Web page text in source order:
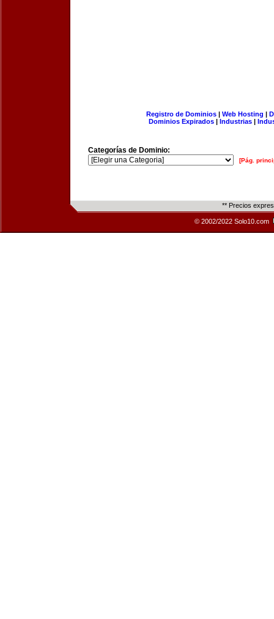
Registro de Dominios| Web Hosting |
Dominios Expirados | Industrias |
Categorías de Dominio:
[Pág.
** Precios
© 2002/2022 Solo10.com